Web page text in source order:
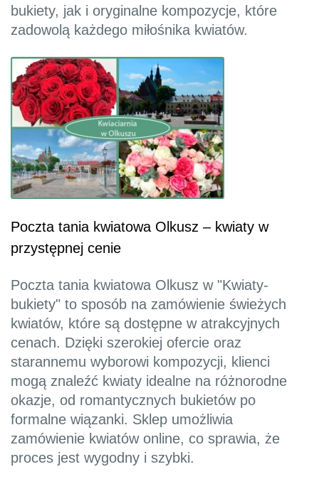
bukiety, jak i oryginalne kompozycje, które
zadowolą każdego miłośnika kwiatów.
Poczta tania kwiatowa Olkusz – kwiaty w
przystępnej cenie
Poczta tania kwiatowa Olkusz w "Kwiaty-
bukiety" to sposób na zamówienie świeżych
kwiatów, które są dostępne w atrakcyjnych
cenach. Dzięki szerokiej ofercie oraz
starannemu wyborowi kompozycji, klienci
mogą znaleźć kwiaty idealne na różnorodne
okazje, od romantycznych bukietów po
formalne wiązanki. Sklep umożliwia
zamówienie kwiatów online, co sprawia, że
proces jest wygodny i szybki.